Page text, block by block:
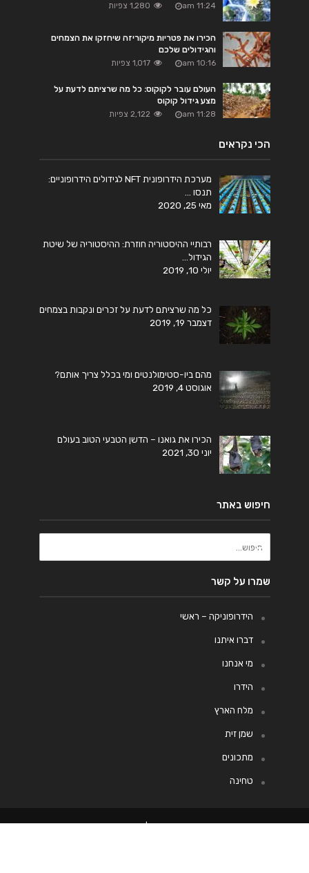
11:24 am 1,280 צפיות
הכירו את פטריות מיקוריזה שיחזקו את הצמחים
והגידולים שלכם
10:16 am 1,017 צפיות
העולם עובר לקוקוס: כל מה שרציתם לדעת על
מצע גידול קוקוס
11:28 am 2,122 צפיות
הכי נקראים
מערכת הידרופונית NFT לגידולים הידרופוניים:
תנסו …
מאי 25, 2020
רבותיי ההיסטוריה חוזרת: ההיסטוריה של שיטת
הגידול…
יולי 10, 2019
כל מה שרציתם לדעת על זכרים ונקבות בצמחים
דצמבר 19, 2019
מהם ביו-סטימולנטים ומי בכלל צריך אותם?
אוגוסט 4, 2019
הכירו את גואנו – הדשן הטבעי הטוב בעולם
יוני 30, 2021
חיפוש באתר
שמרו על קשר
הידרופוניקה – ראשי
דברו איתנו
מי אנחנו
הידרו
מלח הארץ
שמן זית
מתכונים
טחינה
אסטרטגיה שיווקית - דודי שרון| כל הזכויות שמורות למגזין